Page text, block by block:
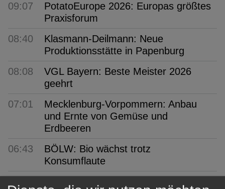
09:07
PotatoEurope 2026: Europas größtes
Praxisforum
08:40
Klasmann-Deilmann: Neue
Produktionsstätte in Papenburg
08:08
VGL Bayern: Beste Meister 2026
geehrt
07:01
Mecklenburg-Vorpommern: Anbau
und Ernte von Gemüse und
Erdbeeren
06:43
BÖLW: Bio wächst trotz
Konsumflaute